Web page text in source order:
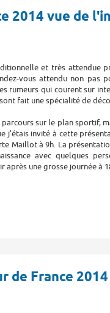
2014 vue de
et très attendue
vous attendu non pas
rumeurs qui courent sur
fait une spécialité de
sur le plan sportif,
j'étais invité à cette
Maillot à 9h. La
avec quelques
après une grosse journée à
de France